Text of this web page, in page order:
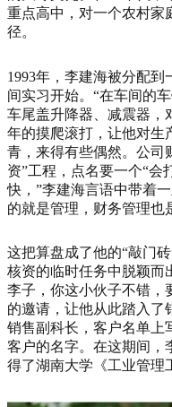
重点高中，对一个农村家
径。
1993年，李建海被分配
间实习开始。“在车间的
车尾盖升降器、减震器，
年的摸爬滚打，让他对生
青，来得有些偶然。公司
资”工程，点名要一个“会
快，”李建海言语中带着
的就是管理，财务管理也
这把算盘成了他的“敲门
核资的临时任务中脱颖而
李子，你这小伙子不错，
的邀请，让他从此踏入了
销售副科长，客户名单上
客户的名字。在这期间，
得了湖南大学《工业管理